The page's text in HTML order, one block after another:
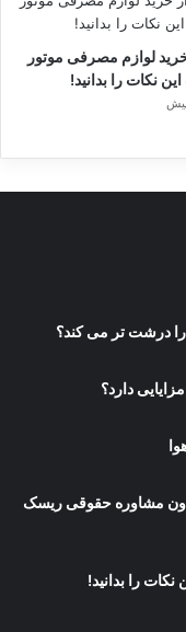
لوازم مصرفی موتور
نکات را بدانید!
را درشت تر می کند؟
دارد؟
مشاوره حقوقی ریسک
را بدانید!